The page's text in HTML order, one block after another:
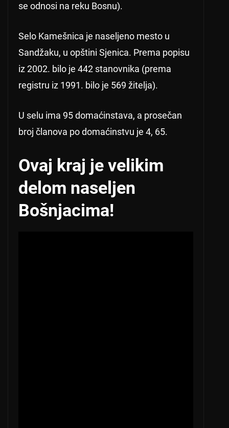
se odnosi na reku Bosnu).
Selo Kamešnica je naseljeno mesto u
Sandžaku, u opštini Sjenica. Prema popisu
iz 2002. bilo je 442 stanovnika (prema
registru iz 1991. bilo je 569 žitelja).
U selu ima 95 domaćinstava, a prosečan
broj članova po domaćinstvu je 4, 65.
Ovaj kraj je velikim
delom naseljen
Bošnjacima!